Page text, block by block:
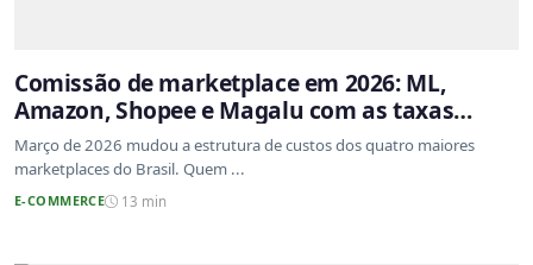
Comissão de marketplace em 2026: ML,
Amazon, Shopee e Magalu com as taxas
atualizadas
Março de 2026 mudou a estrutura de custos dos quatro maiores
marketplaces do Brasil. Quem ...
E-COMMERCE 13 min